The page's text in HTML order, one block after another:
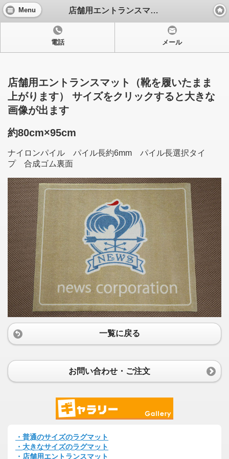
Menu 店舗用エントランスマット
電話 メール
店舗用エントランスマット（靴を履いたまま
上がります） サイズをクリックすると大きな
画像が出ます
約80cm×95cm
ナイロンパイル パイル長約6mm パイル長選択タイ
プ 合成ゴム裏面
一覧に戻る
お問い合わせ・ご注文
・普通のサイズのラグマット
・大きなサイズのラグマット
・店舗用エントランスマット